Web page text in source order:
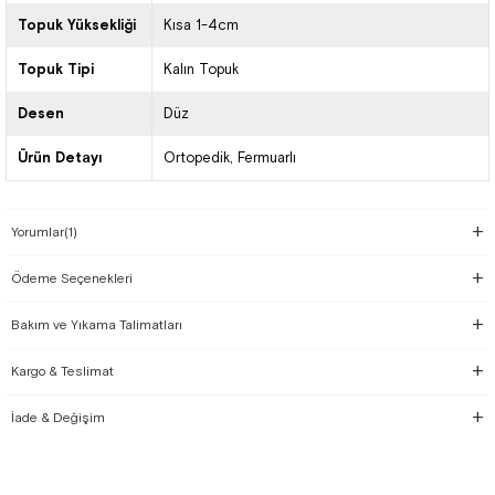
Topuk Yüksekliği Kısa 1-4cm
Topuk Tipi Kalın Topuk
Desen Düz
Ürün Detayı Ortopedik Fermuarlı
Yorumlar(1)
Ödeme Seçenekleri
Bakım ve Yıkama Talimatları
Kargo & Teslimat
İade & Değişim